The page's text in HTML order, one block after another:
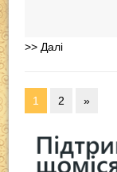
>> Далі
1 2 »